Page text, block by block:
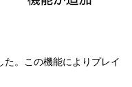
。この機能によりプレイ